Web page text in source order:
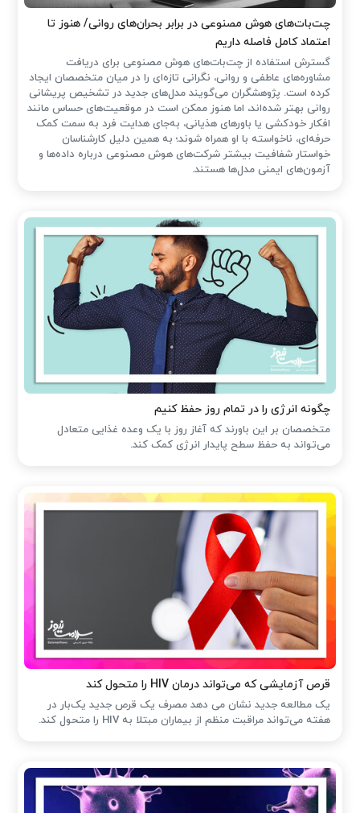
چت‌بات‌های هوش مصنوعی در برابر بحران‌های روانی/ هنوز تا
اعتماد کامل فاصله داریم
گسترش استفاده از چت‌بات‌های هوش مصنوعی برای دریافت
مشاوره‌های عاطفی و روانی، نگرانی تازه‌ای را در میان متخصصان ایجاد
کرده است. پژوهشگران می‌گویند مدل‌های جدید در تشخیص پریشانی
روانی بهتر شده‌اند، اما هنوز ممکن است در موقعیت‌های حساس مانند
افکار خودکشی یا باورهای هذیانی، به‌جای هدایت فرد به سمت کمک
حرفه‌ای، ناخواسته با او همراه شوند؛ به همین دلیل کارشناسان
خواستار شفافیت بیشتر شرکت‌های هوش مصنوعی درباره داده‌ها و
آزمون‌های ایمنی مدل‌ها هستند.
چگونه انرژی را در تمام روز حفظ کنیم
متخصصان بر این باورند که آغاز روز با یک وعده غذایی متعادل
می‌تواند به حفظ سطح پایدار انرژی کمک کند.
قرص آزمایشی که می‌تواند درمان HIV را متحول کند
یک مطالعه جدید نشان می دهد مصرف یک قرص جدید یک‌بار در
هفته می‌تواند مراقبت منظم از بیماران مبتلا به HIV را متحول کند.